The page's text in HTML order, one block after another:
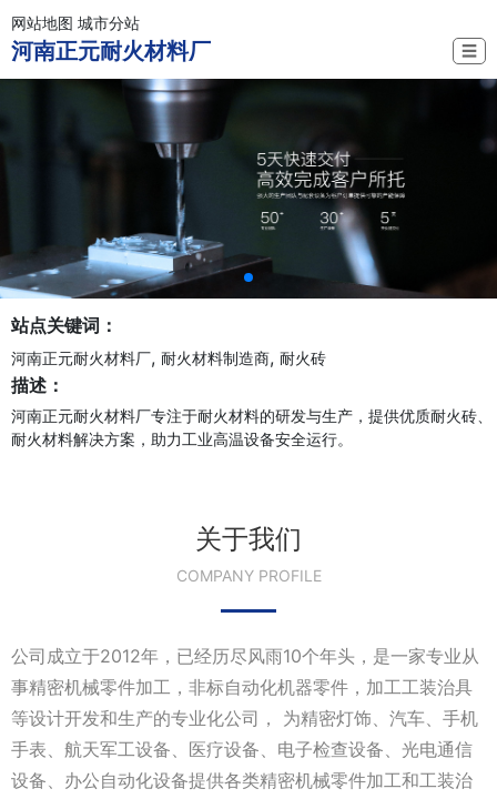
网站地图 城市分站
河南正元耐火材料厂 ☰
站点关键词：
河南正元耐火材料厂, 耐火材料制造商, 耐火砖
描述：
河南正元耐火材料厂专注于耐火材料的研发与生产，提供优质耐火砖、
耐火材料解决方案，助力工业高温设备安全运行。
关于我们
COMPANY PROFILE
公司成立于2012年，已经历尽风雨10个年头，是一家专业从
事精密机械零件加工，非标自动化机器零件，加工工装治具
等设计开发和生产的专业化公司， 为精密灯饰、汽车、手机
手表、航天军工设备、医疗设备、电子检查设备、光电通信
设备、办公自动化设备提供各类精密机械零件加工和工装治